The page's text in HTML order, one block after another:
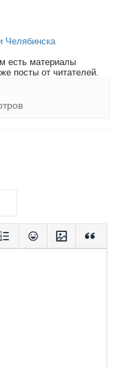
Челябинска
есть материалы
посты от читателей.